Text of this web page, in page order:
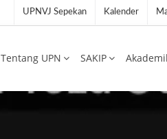
UPNVJ Sepekan Kalender
Tentang UPN SAKIP